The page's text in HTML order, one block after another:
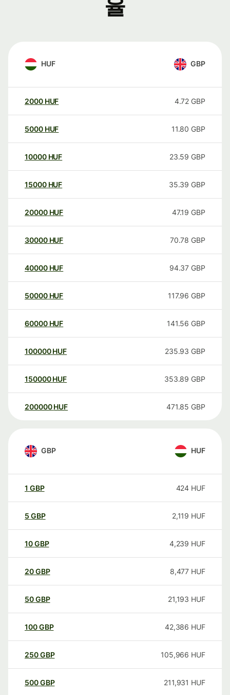
율
HUF GBP
2000 HUF 4.72 GBP
5000 HUF 11.80 GBP
10000 HUF 23.59 GBP
15000 HUF 35.39 GBP
20000 HUF 47.19 GBP
30000 HUF 70.78 GBP
40000 HUF 94.37 GBP
50000 HUF 117.96 GBP
60000 HUF 141.56 GBP
100000 HUF 235.93 GBP
150000 HUF 353.89 GBP
200000 HUF 471.85 GBP
GBP HUF
1 GBP 424 HUF
5 GBP 2,119 HUF
10GBP 4,239 HUF
20GBP 8,477 HUF
50GBP 21,193 HUF
100GBP 42,386 HUF
250GBP 105,966 HUF
500GBP 211,931 HUF